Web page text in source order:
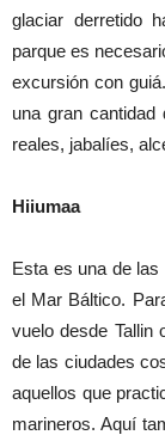
glaciar derretido
parque es
excursión con
una gran
reales, jabalíes,
Hiiumaa
Esta es una de
el Mar Báltico.
vuelo desde Tallin
de las ciudades
aquellos que
marineros. Aquí